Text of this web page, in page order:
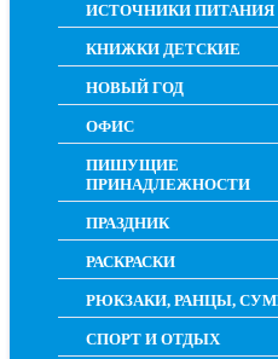
ИСТОЧНИКИ ПИТАНИЯ
КНИЖКИ ДЕТСКИЕ
НОВЫЙ ГОД
ОФИС
ПИШУЩИЕ
ПРИНАДЛЕЖНОСТИ
ПРАЗДНИК
РАСКРАСКИ
РЮКЗАКИ, РАНЦЫ,
СПОРТ И ОТДЫХ